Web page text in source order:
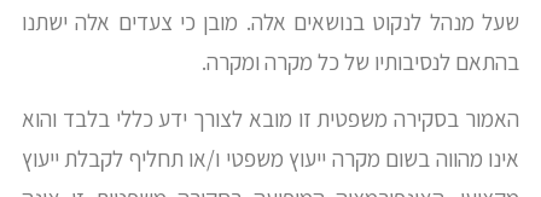
שעל מנהל לנקוט בנושאים אלה. מובן כי צעדים אלה ישתנו
בהתאם לנסיבותיו של כל מקרה ומקרה.
האמור בסקירה משפטית זו מובא לצורך ידע כללי בלבד והוא
אינו מהווה בשום מקרה ייעוץ משפטי ו/או תחליף לקבלת ייעוץ